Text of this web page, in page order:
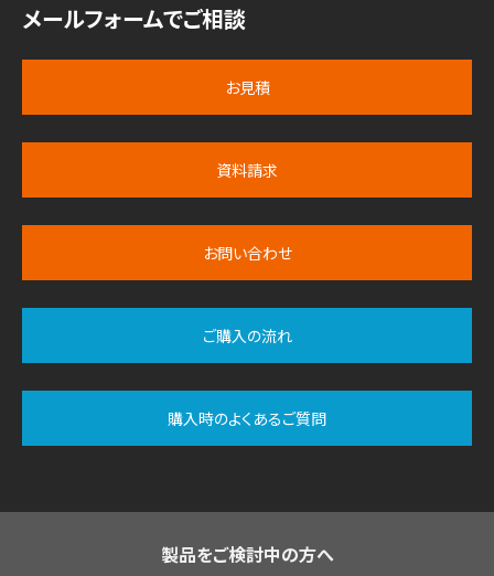
メールフォームでご相談
お見積
資料請求
お問い合わせ
ご購入の流れ
購入時のよくあるご質問
製品をご検討中の方へ